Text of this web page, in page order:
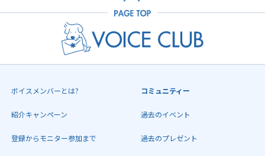
ボイスメンバーとは?
紹介キャンペーン
登録からモニター参加まで
コミュニティー
過去のイベント
過去のプレゼント